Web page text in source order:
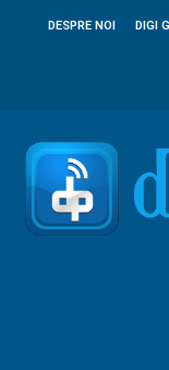
DESPRE NOI DIGI